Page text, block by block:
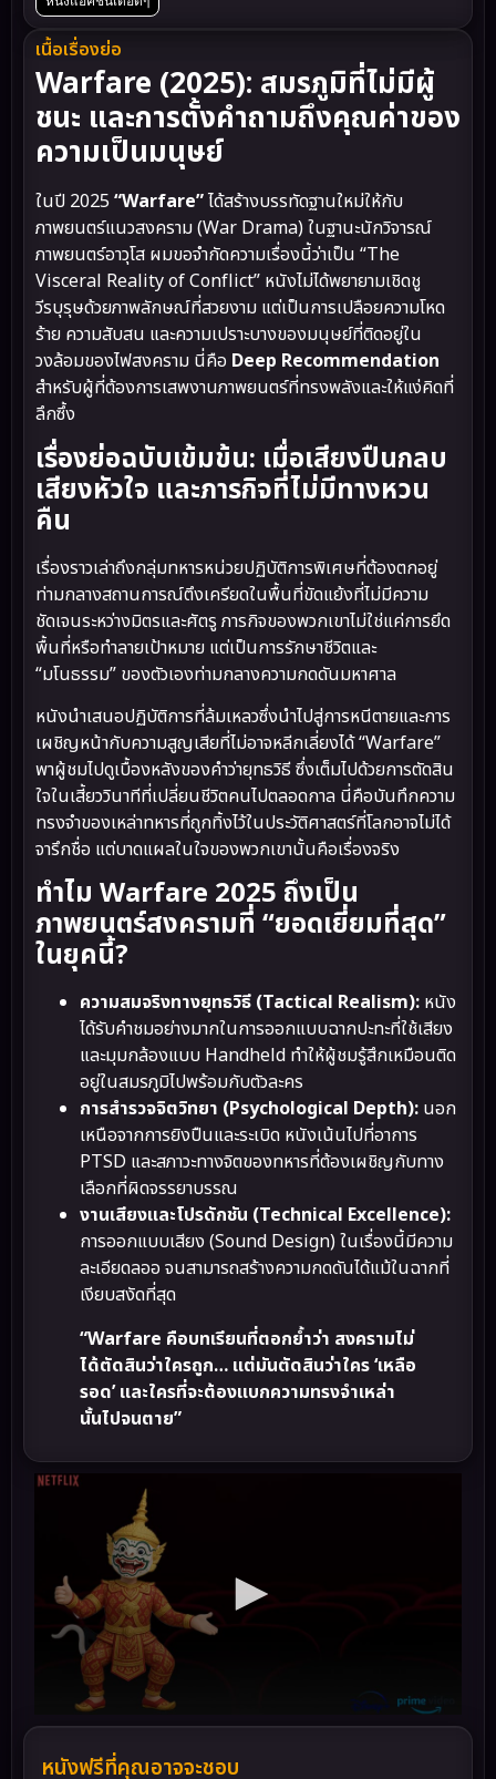
เนื้อเรื่องย่อ
Warfare (2025): สมรภูมิที่ไม่มีผู้
ชนะ และการตั้งคำถามถึงคุณค่าของ
ความเป็นมนุษย์
ในปี 2025“Warfare”ได้สร้างบรรทัดฐานใหม่ให้กับ
ภาพยนตร์แนวสงคราม (War Drama) ในฐานะนักวิจารณ์
ภาพยนตร์อาวุโส ผมขอจำกัดความเรื่องนี้ว่าเป็น “The
Visceral Reality of Conflict” หนังไม่ได้พยายามเชิดชู
วีรบุรุษด้วยภาพลักษณ์ที่สวยงาม แต่เป็นการเปลือยความโหด
ร้าย ความสับสน และความเปราะบางของมนุษย์ที่ติดอยู่ใน
วงล้อมของไฟสงคราม นี่คือ Deep Recommendation
สำหรับผู้ที่ต้องการเสพงานภาพยนตร์ที่ทรงพลังและให้แง่คิดที่
ลึกซึ้ง
เรื่องย่อฉบับเข้มข้น: เมื่อเสียงปืนกลบ
เสียงหัวใจ และภารกิจที่ไม่มีทางหวน
คืน
เรื่องราวเล่าถึงกลุ่มทหารหน่วยปฏิบัติการพิเศษที่ต้องตกอยู่
ท่ามกลางสถานการณ์ตึงเครียดในพื้นที่ขัดแย้งที่ไม่มีความ
ชัดเจนระหว่างมิตรและศัตรู ภารกิจของพวกเขาไม่ใช่แค่การยึด
พื้นที่หรือทำลายเป้าหมาย แต่เป็นการรักษาชีวิตและ
“มโนธรรม” ของตัวเองท่ามกลางความกดดันมหาศาล
หนังนำเสนอปฏิบัติการที่ล้มเหลวซึ่งนำไปสู่การหนีตายและการ
เผชิญหน้ากับความสูญเสียที่ไม่อาจหลีกเลี่ยงได้ “Warfare”
พาผู้ชมไปดูเบื้องหลังของคำว่ายุทธวิธี ซึ่งเต็มไปด้วยการตัดสิน
ใจในเสี้ยววินาทีที่เปลี่ยนชีวิตคนไปตลอดกาล นี่คือบันทึกความ
ทรงจำของเหล่าทหารที่ถูกทิ้งไว้ในประวัติศาสตร์ที่โลกอาจไม่ได้
จารึกชื่อ แต่บาดแผลในใจของพวกเขานั้นคือเรื่องจริง
ทำไม Warfare 2025 ถึงเป็น
ภาพยนตร์สงครามที่ “ยอดเยี่ยมที่สุด”
ในยุคนี้?
ความสมจริงทางยุทธวิธี (Tactical Realism): หนัง
ได้รับคำชมอย่างมากในการออกแบบฉากปะทะที่ใช้เสียง
และมุมกล้องแบบ Handheld ทำให้ผู้ชมรู้สึกเหมือนติด
อยู่ในสมรภูมิไปพร้อมกับตัวละคร
การสำรวจจิตวิทยา (Psychological Depth): นอก
เหนือจากการยิงปืนและระเบิด หนังเน้นไปที่อาการ
PTSD และสภาวะทางจิตของทหารที่ต้องเผชิญกับทาง
เลือกที่ผิดจรรยาบรรณ
งานเสียงและโปรดักชัน (Technical Excellence):
การออกแบบเสียง (Sound Design) ในเรื่องนี้มีความ
ละเอียดลออ จนสามารถสร้างความกดดันได้แม้ในฉากที่
เงียบสงัดที่สุด
“Warfare คือบทเรียนที่ตอกย้ำว่า สงครามไม่
ได้ตัดสินว่าใครถูก… แต่มันตัดสินว่าใคร ‘เหลือ
รอด’ และใครที่จะต้องแบกความทรงจำเหล่า
นั้นไปจนตาย”
หนังฟรีที่คุณอาจจะชอบ